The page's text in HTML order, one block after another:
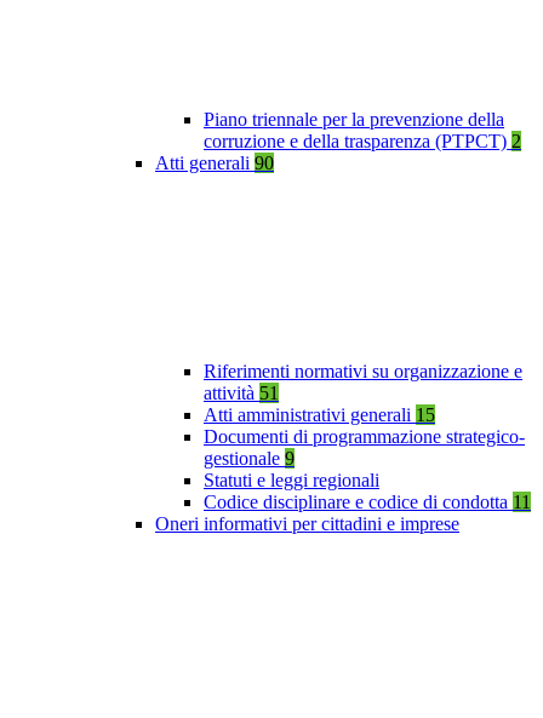
Piano triennale per la prevenzione della
corruzione e della trasparenza (PTPCT) 2
Atti generali 90
Riferimenti normativi su organizzazione e
attività 51
Atti amministrativi generali 15
Documenti di programmazione strategico-
gestionale 9
Statuti e leggi regionali
Codice disciplinare e codice di condotta 11
Oneri informativi per cittadini e imprese